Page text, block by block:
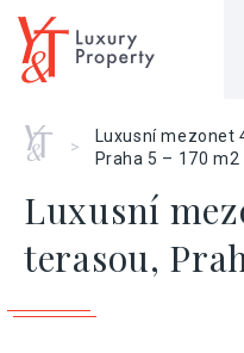
Home
>
Luxusní mezonet
Praha 5 – 170 m2
Luxusní
terasou,